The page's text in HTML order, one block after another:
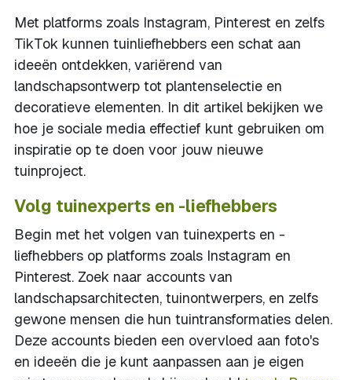
Met platforms zoals Instagram, Pinterest en zelfs
TikTok kunnen tuinliefhebbers een schat aan
ideeën ontdekken, variërend van
landschapsontwerp tot plantenselectie en
decoratieve elementen. In dit artikel bekijken we
hoe je sociale media effectief kunt gebruiken om
inspiratie op te doen voor jouw nieuwe
tuinproject.
Volg tuinexperts en -liefhebbers
Begin met het volgen van tuinexperts en -
liefhebbers op platforms zoals Instagram en
Pinterest. Zoek naar accounts van
landschapsarchitecten, tuinontwerpers, en zelfs
gewone mensen die hun tuintransformaties delen.
Deze accounts bieden een overvloed aan foto's
en ideeën die je kunt aanpassen aan je eigen